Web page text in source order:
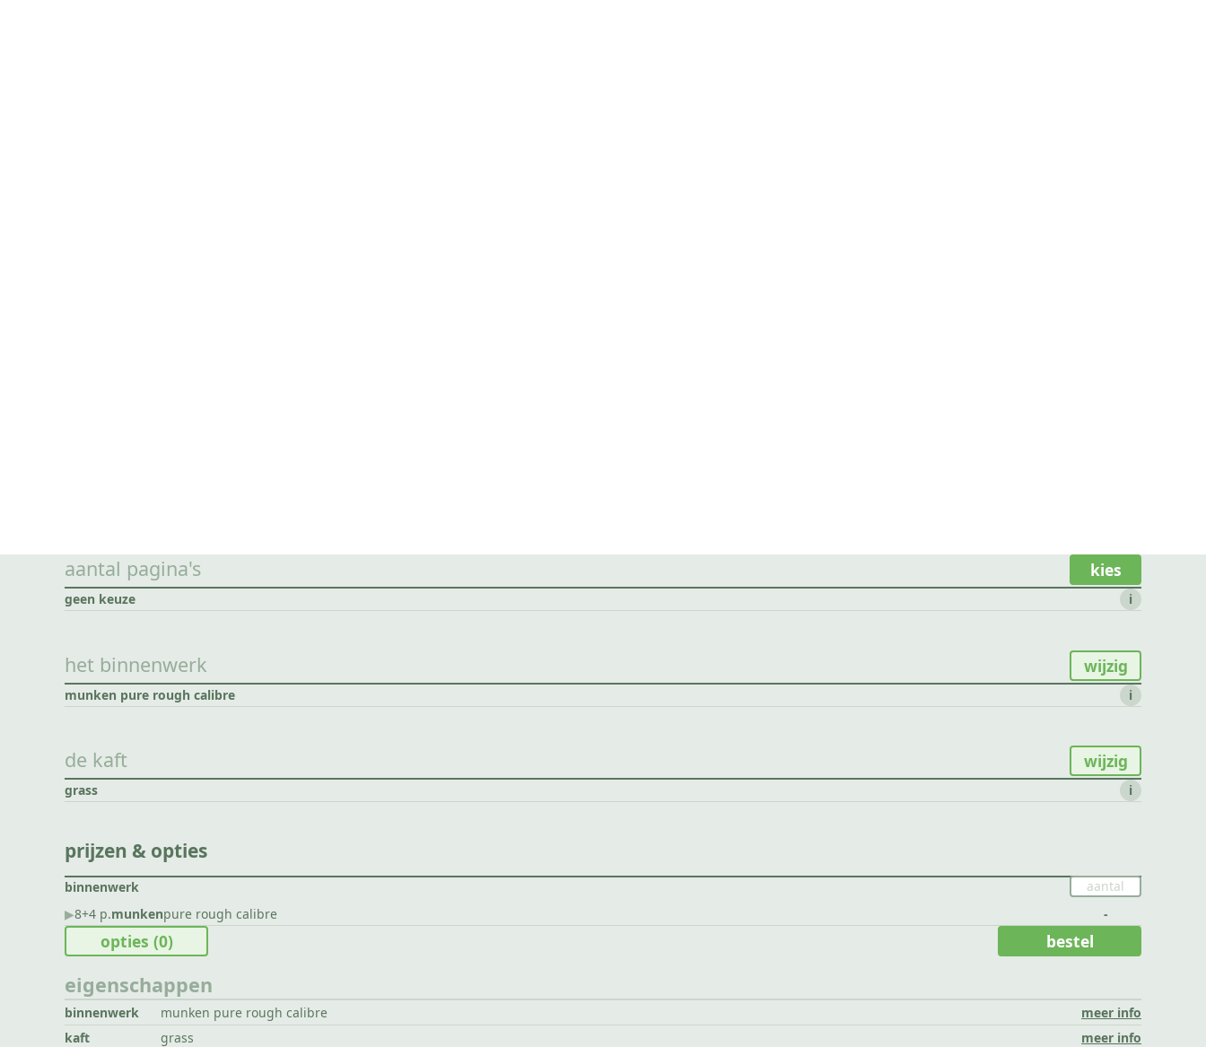
aantal pagina's kies
geen keuze i
het binnenwerk wijzig
munken pure rough calibre i
de kaft wijzig
grass i
prijzen & opties
binnenwerk
▶︎8+4 p.munkenpure rough calibre -
eigenschappen
binnenwerk munken pure rough calibre
meer info
kaft
grass
meer info
opties (0) bestel